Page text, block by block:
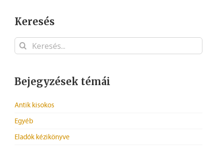
Keresés
Keresés...
Bejegyzések témái
Antik kisokos
Egyéb
Eladók kézikönyve